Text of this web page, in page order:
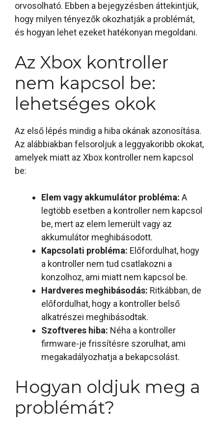
orvosolható. Ebben a bejegyzésben áttekintjük,
hogy milyen tényezők okozhatják a problémát,
és hogyan lehet ezeket hatékonyan megoldani.
Az Xbox kontroller
nem kapcsol be:
lehetséges okok
Az első lépés mindig a hiba okának azonosítása.
Az alábbiakban felsoroljuk a leggyakoribb okokat,
amelyek miatt az Xbox kontroller nem kapcsol
be:
Elem vagy akkumulátor probléma: A
legtöbb esetben a kontroller nem kapcsol
be, mert az elem lemerült vagy az
akkumulátor meghibásodott.
Kapcsolati probléma: Előfordulhat, hogy
a kontroller nem tud csatlakozni a
konzolhoz, ami miatt nem kapcsol be.
Hardveres meghibásodás: Ritkábban, de
előfordulhat, hogy a kontroller belső
alkatrészei meghibásodtak.
Szoftveres hiba: Néha a kontroller
firmware-je frissítésre szorulhat, ami
megakadályozhatja a bekapcsolást.
Hogyan oldjuk meg a
problémát?